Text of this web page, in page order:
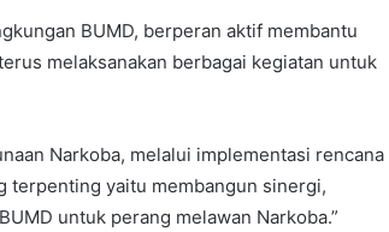
BUMD, berperan aktif membantu
melaksanakan berbagai kegiatan untuk
Narkoba, melalui implementasi rencana
terpenting yaitu membangun sinergi,
untuk perang melawan Narkoba.”